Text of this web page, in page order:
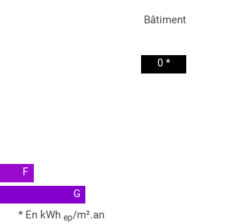
Bâtiment
0 *
F
G
* En kWhep/m².an